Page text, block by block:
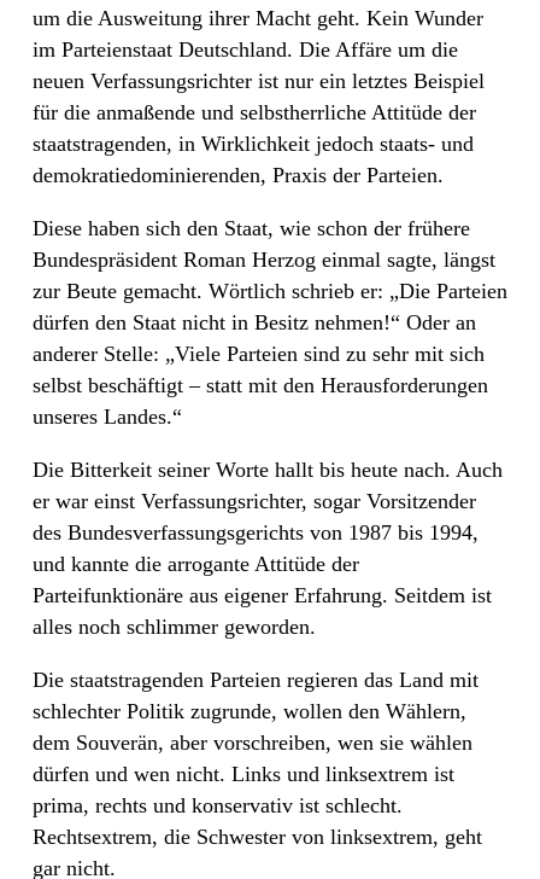
um die Ausweitung ihrer Macht geht. Kein Wunder
im Parteienstaat Deutschland. Die Affäre um die
neuen Verfassungsrichter ist nur ein letztes Beispiel
für die anmaßende und selbstherrliche Attitüde der
staatstragenden, in Wirklichkeit jedoch staats- und
demokratiedominierenden, Praxis der Parteien.
Diese haben sich den Staat, wie schon der frühere
Bundespräsident Roman Herzog einmal sagte, längst
zur Beute gemacht. Wörtlich schrieb er: „Die Parteien
dürfen den Staat nicht in Besitz nehmen!“ Oder an
anderer Stelle: „Viele Parteien sind zu sehr mit sich
selbst beschäftigt – statt mit den Herausforderungen
unseres Landes.“
Die Bitterkeit seiner Worte hallt bis heute nach. Auch
er war einst Verfassungsrichter, sogar Vorsitzender
des Bundesverfassungsgerichts von 1987 bis 1994,
und kannte die arrogante Attitüde der
Parteifunktionäre aus eigener Erfahrung. Seitdem ist
alles noch schlimmer geworden.
Die staatstragenden Parteien regieren das Land mit
schlechter Politik zugrunde, wollen den Wählern,
dem Souverän, aber vorschreiben, wen sie wählen
dürfen und wen nicht. Links und linksextrem ist
prima, rechts und konservativ ist schlecht.
Rechtsextrem, die Schwester von linksextrem, geht
gar nicht.